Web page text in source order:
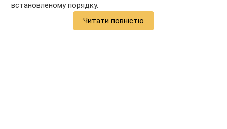
встановленому порядку.
Читати повністю